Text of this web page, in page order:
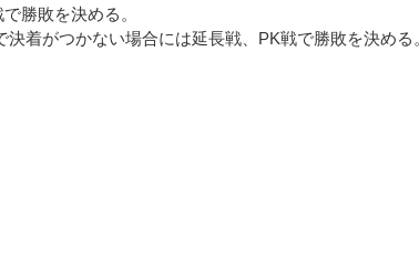
勝敗を決める。
着がつかない場合には延長戦、PK戦で勝敗を決める